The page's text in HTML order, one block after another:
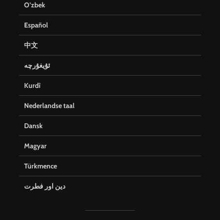
O’zbek
Español
中文
ئۇيغۇرچە
Kurdî
Nederlandse taal
Dansk
Magyar
Türkmence
دین اور فطرت